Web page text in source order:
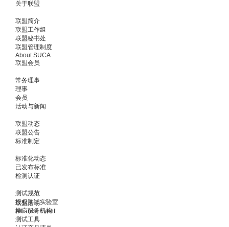
联盟活动
Alliance Event
关于联盟
联盟简介
联盟工作组
联盟秘书处
联盟管理制度
About SUCA
联盟会员
常务理事
理事
会员
活动与新闻
联盟动态
联盟公告
标准制定
标准化动态
已发布标准
检测认证
测试规范
授权测试实验室
推广服务机构
测试工具